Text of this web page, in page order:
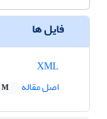
فایل ها
اصل مقاله